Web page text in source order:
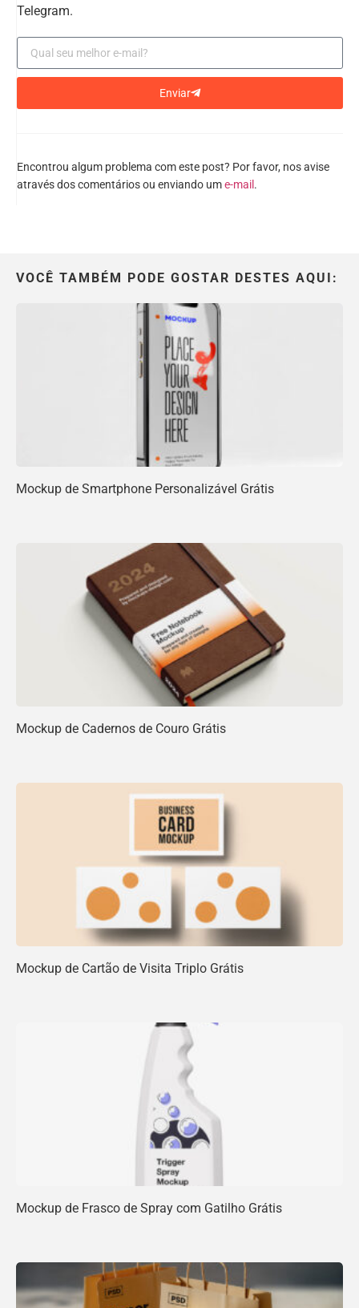
Telegram.
Enviar
Encontrou algum problema com este post? Por favor, nos avise
através dos comentários ou enviando ume-mail .
VOCÊ TAMBÉM PODE GOSTAR DESTES AQUI:
Mockup de Smartphone Personalizável Grátis
Mockup de Cadernos de Couro Grátis
Mockup de Cartão de Visita Triplo Grátis
Mockup de Frasco de Spray com Gatilho Grátis